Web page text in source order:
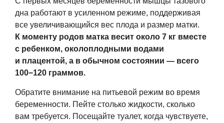
дна работают в усиленном режиме, поддерживая
все увеличивающийся вес плода и размер матки.
К моменту родов матка весит около 7 кг вместе
с ребенком, околоплодными водами
и плацентой, а в обычном состоянии — всего
100−120 граммов.
Обратите внимание на питьевой режим во время
беременности. Пейте столько жидкости, сколько
вам требуется. Посещайте туалет, когда чувствуете,